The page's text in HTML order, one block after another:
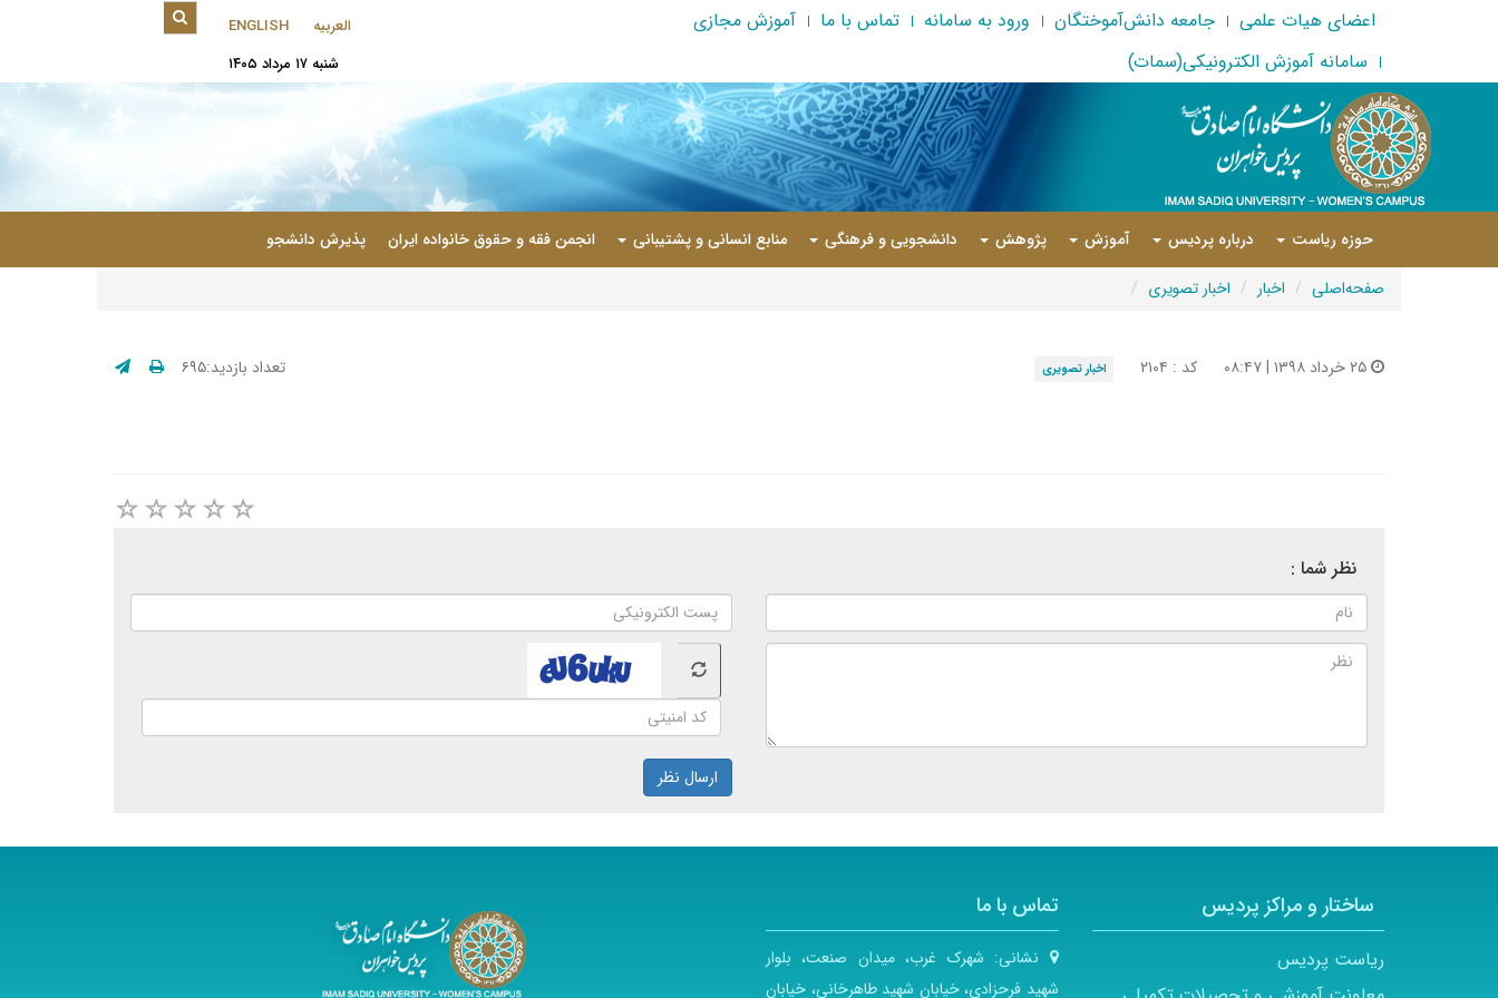
اعضای هیات علمی جامعه دانش‌آموختگان ورود به سامانه تماس با ما
آموزش مجازی
سامانه آموزش الکترونیکی(سمات)
العربیه
ENGLISH
شنبه ۱۷ مرداد ۱۴۰۵
حوزه ریاست درباره پردیس آموزش پژوهش دانشجویی و فرهنگی منابع انسانی و پشتیبانی انجمن فقه و حقوق خانواده ایران پذیرش دانشجو
صفحه‌اصلی اخبار اخبار تصویری
کد : ۲۱۰۴ اخبار تصویری تعداد بازدید:۶۹۵
نظر شما :
ارسال نظر
ساختار و مراکز پردیس
ریاست پردیس
تماس با ما
نشانی: شهرک غرب، میدان صنعت، بلوار
شهید فرحزادی، خیابان شهید طاهرخانی، خیابان